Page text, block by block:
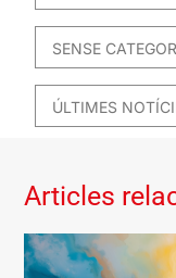
SENSE
ÚLTIMES
Articles